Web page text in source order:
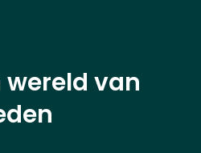
wereld van